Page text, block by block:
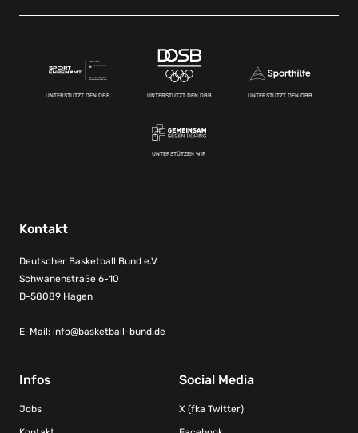
UNTERSTÜTZT DEN DBB UNTERSTÜTZT DEN DBB UNTERSTÜTZT DEN DBB
UNTERSTÜTZEN WIR
Kontakt
Deutscher Basketball Bund e.V
Schwanenstraße 6-10
D-58089 Hagen
E-Mail: info@basketball-bund.de
Infos
Jobs
Social Media
X (fka Twitter)